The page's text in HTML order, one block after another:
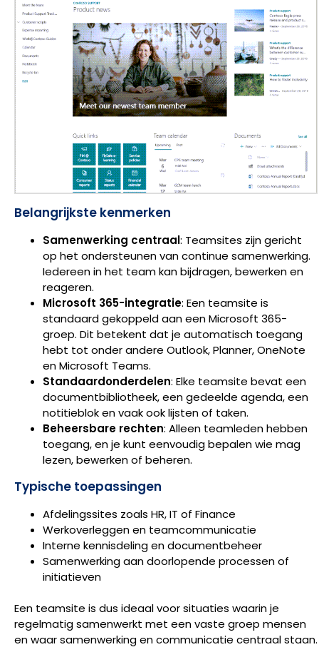
Belangrijkste kenmerken
Samenwerking centraal: Teamsites zijn gericht
op het ondersteunen van continue samenwerking.
Iedereen in het team kan bijdragen, bewerken en
reageren.
Microsoft 365-integratie: Een teamsite is
standaard gekoppeld aan een Microsoft 365-
groep. Dit betekent dat je automatisch toegang
hebt tot onder andere Outlook, Planner, OneNote
en Microsoft Teams.
Standaardonderdelen: Elke teamsite bevat een
documentbibliotheek, een gedeelde agenda, een
notitieblok en vaak ook lijsten of taken.
Beheersbare rechten: Alleen teamleden hebben
toegang, en je kunt eenvoudig bepalen wie mag
lezen, bewerken of beheren.
Typische toepassingen
Afdelingssites zoals HR, IT of Finance
Werkoverleggen en teamcommunicatie
Interne kennisdeling en documentbeheer
Samenwerking aan doorlopende processen of
initiatieven
Een teamsite is dus ideaal voor situaties waarin je
regelmatig samenwerkt met een vaste groep mensen
en waar samenwerking en communicatie centraal staan.